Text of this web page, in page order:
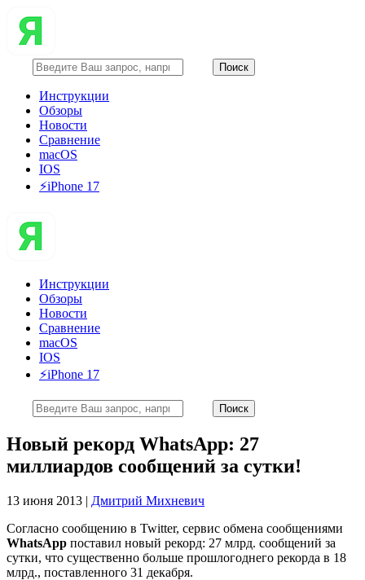
Инструкции
Обзоры
Новости
Сравнение
macOS
IOS
⚡️iPhone 17
Инструкции
Обзоры
Новости
Сравнение
macOS
IOS
⚡️iPhone 17
Новый рекорд WhatsApp: 27
миллиардов сообщений за сутки!
13 июня 2013 | Дмитрий Михневич
Согласно сообщению в Twitter, сервис обмена сообщениями
WhatsApp поставил новый рекорд: 27 млрд. сообщений за
сутки, что существенно больше прошлогоднего рекорда в 18
млрд., поставленного 31 декабря.